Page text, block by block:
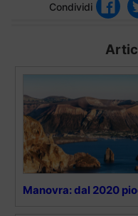
Condividi
Manovra: dal 2020